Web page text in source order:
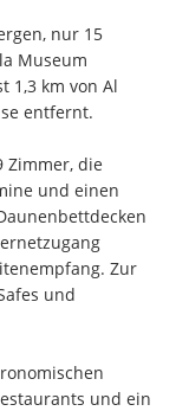
nur 15
Museum
1,3 km von Al
entfernt.
Zimmer, die
und einen
Zur
und
und ein